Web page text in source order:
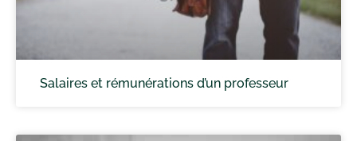
Salaires et rémunérations d’un professeur